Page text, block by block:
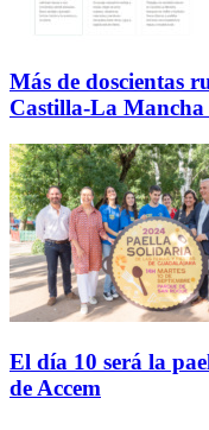
Más de doscientas
Castilla-La Mancha
El día 10 será la
de Accem